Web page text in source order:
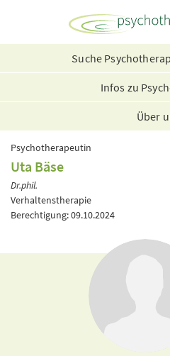
Suche
Infos zu
Über
Psychotherapeutin
Uta Bäse
Dr.phil.
Verhaltenstherapie
Berechtigung: 09.10.2024